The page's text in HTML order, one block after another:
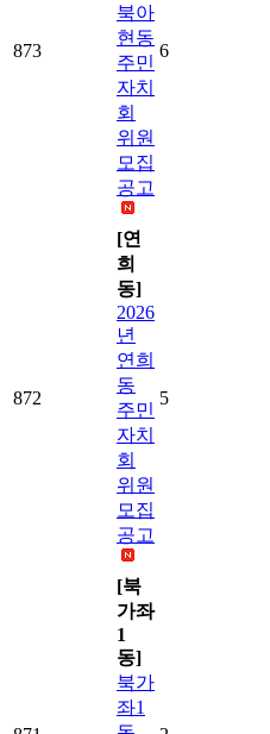
873
북아
현동
주민
자치
회
위원
모집
공고
6
872
[연
희
동]
2026
년
연희
동
주민
자치
회
위원
모집
공고
5
[북
가좌
1
동]
북가
좌1